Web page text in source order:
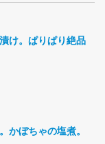
け。ぱりぱり絶品。
かぼちゃの塩煮。